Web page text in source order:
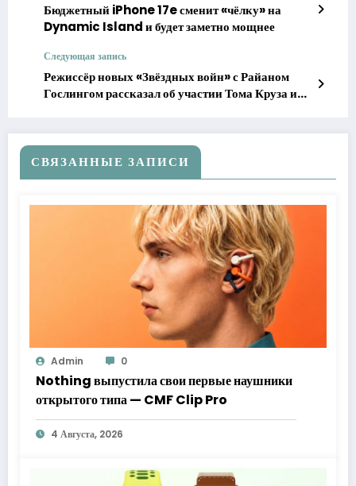
Бюджетный iPhone 17e сменит «чёлку» на
Dynamic Island и будет заметно мощнее
Следующая запись
Режиссёр новых «Звёздных войн» с Райаном
Гослингом рассказал об участии Тома Круза и
СВЯЗАННЫЕ ЗАПИСИ
Admin 0
Nothing выпустила свои первые наушники
открытого типа — CMF Clip Pro
4 Августа, 2026